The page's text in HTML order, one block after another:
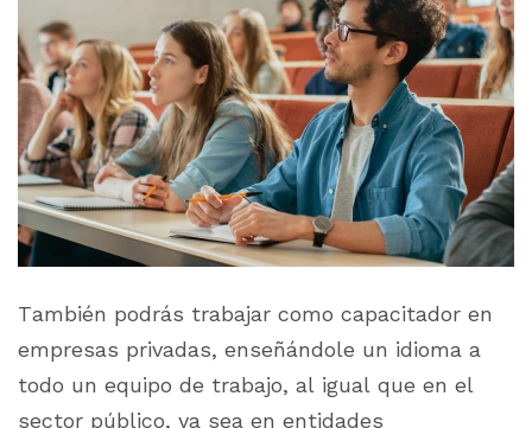
También podrás trabajar como capacitador en
empresas privadas, enseñándole un idioma a
todo un equipo de trabajo, al igual que en el
sector público, ya sea en entidades